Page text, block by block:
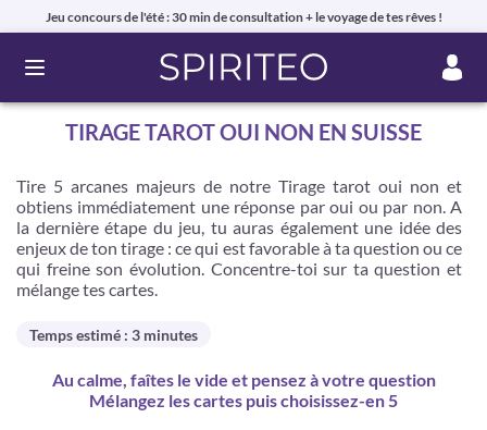
Jeu concours de l'été : 30 min de consultation + le voyage de tes rêves !
Ouvrir le menu
TIRAGE TAROT OUI NON EN SUISSE
Tire 5 arcanes majeurs de notre Tirage tarot oui non et
obtiens immédiatement une réponse par oui ou par non. A
la dernière étape du jeu, tu auras également une idée des
enjeux de ton tirage : ce qui est favorable à ta question ou ce
qui freine son évolution. Concentre-toi sur ta question et
mélange tes cartes.
Temps estimé : 3 minutes
Au calme, faîtes le vide et pensez à votre question
Mélangez les cartes puis choisissez-en 5